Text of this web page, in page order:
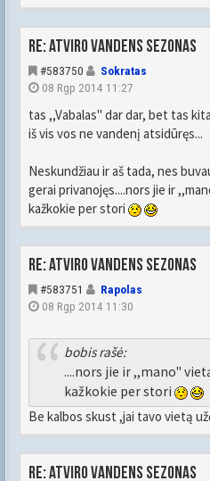
Re: Atviro vandens sezonas
#583750
Sokratas
08 Rgp 2014 11:27
tas ,,Vabalas" dar dar, bet tas
iš vis vos ne vandenį atsidūręs...
Neskundžiau ir aš tada, nes
gerai privanojęs....nors jie ir
kažkokie per stori
Re: Atviro vandens sezonas
#583751
Rapolas
08 Rgp 2014 11:30
bobis rašė:
....nors jie ir ,,mano"
kažkokie per stori
Be kalbos skust ,jai tavo vietą
Re: Atviro vandens sezonas